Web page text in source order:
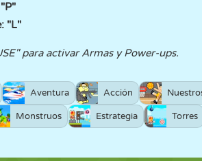
"L"
para activar Armas y Power-ups.
Aventura Acción
Monstruos Estrategia Torres